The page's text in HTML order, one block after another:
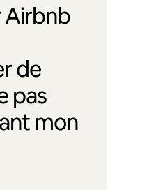
Airbnb
de
pas
mon